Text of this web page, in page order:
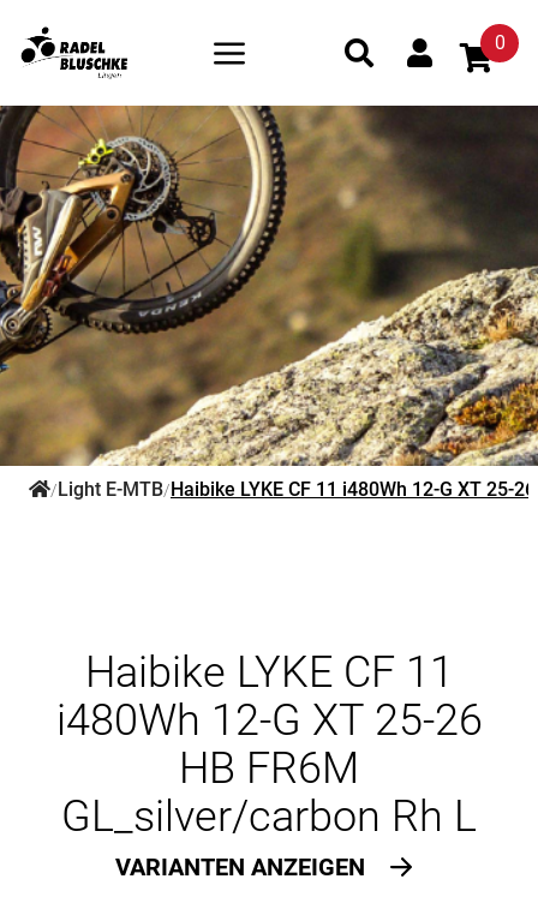
0
/Light E-MTB/Haibike LYKE CF 11 i480Wh 12-G XT 25-
Haibike LYKE CF 11
i480Wh 12-G XT 25-26
HB FR6M
GL_silver/carbon Rh L
VARIANTEN ANZEIGEN